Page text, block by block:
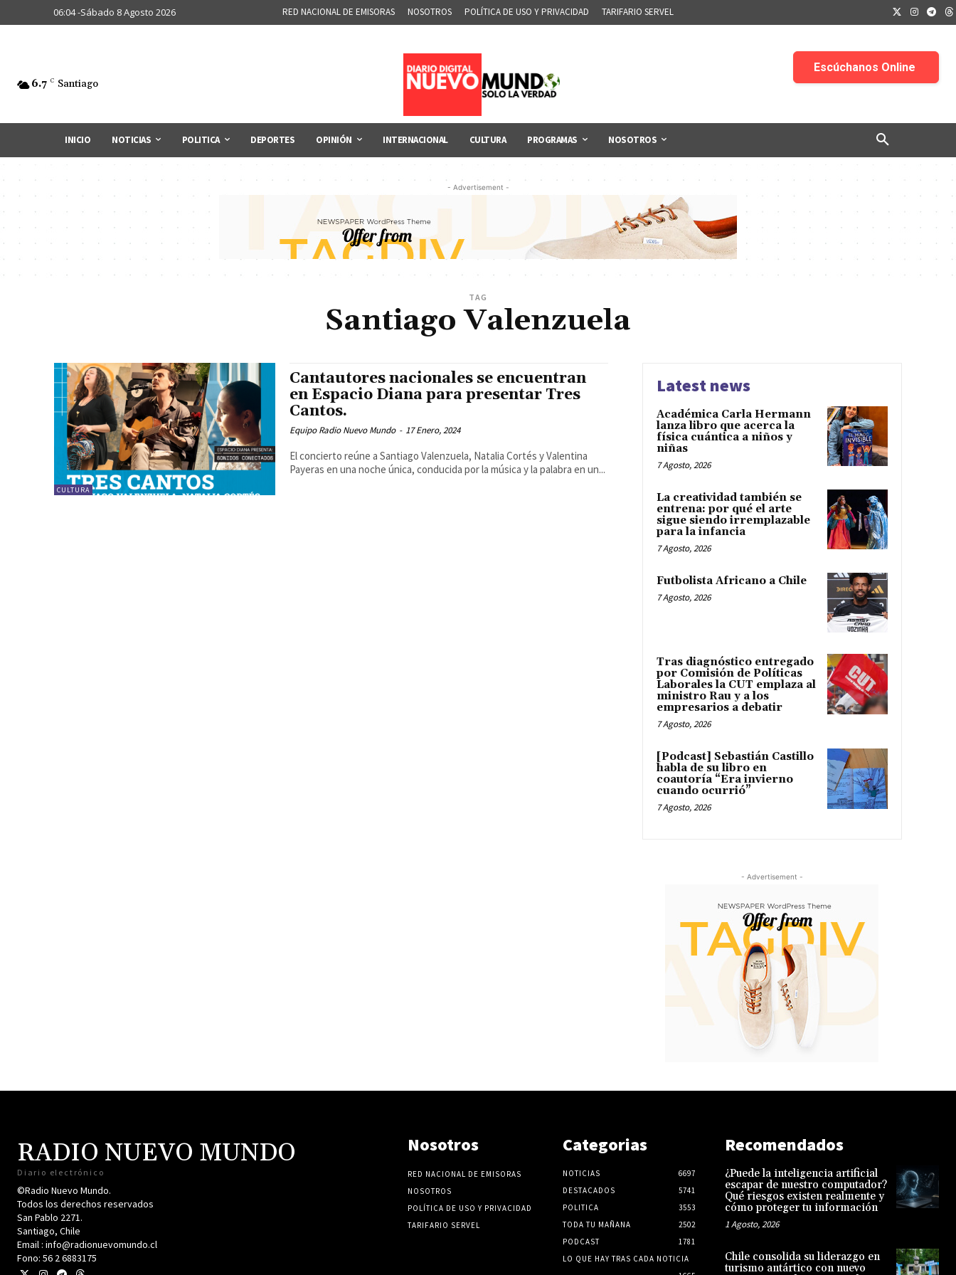
06:04 -Sábado 8 Agosto 2026 RED NACIONAL DE EMISORAS NOSOTROS POLÍTICA DE USO Y PRIVACIDAD TARIFARIO SERVEL
6.7 C Santiago
INICIO NOTICIAS POLITICA DEPORTES OPINIÓN INTERNACIONAL CULTURA PROGRAMAS NOSOTROS
- Advertisement -
TAG
Santiago Valenzuela
CULTURA
Cantautores nacionales se encuentran
en Espacio Diana para presentar Tres
Cantos.
Equipo Radio Nuevo Mundo - 17 Enero, 2024
El concierto reúne a Santiago Valenzuela, Natalia Cortés y Valentina
Payeras en una noche única, conducida por la música y la palabra en un...
Latest news
Académica Carla Hermann
lanza libro que acerca la
física cuántica a niños y
niñas
7 Agosto, 2026
La creatividad también se
entrena: por qué el arte
sigue siendo irremplazable
para la infancia
7 Agosto, 2026
Futbolista Africano a Chile
7 Agosto, 2026
Tras diagnóstico entregado
por Comisión de Políticas
Laborales la CUT emplaza al
ministro Rau y a los
empresarios a debatir
7 Agosto, 2026
[Podcast] Sebastián Castillo
habla de su libro en
coautoría “Era invierno
cuando ocurrió”
7 Agosto, 2026
- Advertisement -
RADIO NUEVO MUNDO
Diario electrónico
©Radio Nuevo Mundo.
Todos los derechos reservados
San Pablo 2271.
Santiago, Chile
Email : info@radionuevomundo.cl
Fono: 56 2 6883175
Nosotros
RED NACIONAL DE EMISORAS
NOSOTROS
POLÍTICA DE USO Y PRIVACIDAD
TARIFARIO SERVEL
Categorias
NOTICIAS
6697
DESTACADOS
5741
POLITICA
3553
TODA TU MAÑANA
2502
PODCAST
1781
LO QUE HAY TRAS CADA NOTICIA
Recomendados
¿Puede la inteligencia artificial
escapar de nuestro computador?
Qué riesgos existen realmente y
cómo proteger tu información
1 Agosto, 2026
Chile consolida su liderazgo en
turismo antártico con nuevo